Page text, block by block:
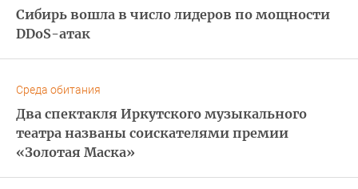
Сибирь вошла в число лидеров по мощности
DDoS-атак
Среда обитания
Два спектакля Иркутского музыкального
театра названы соискателями премии
«Золотая Маска»